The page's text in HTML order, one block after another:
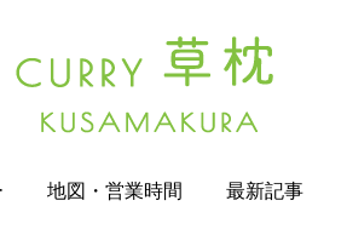
地図・営業時間 最新記事